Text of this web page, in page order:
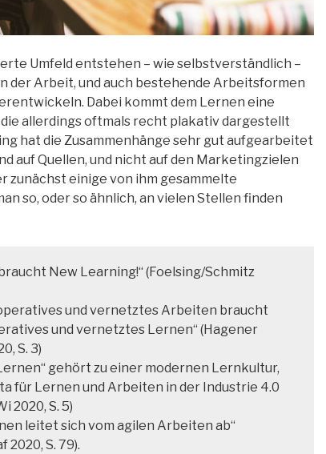
Umfeld entstehen – wie selbstverständlich –
der Arbeit, und auch bestehende Arbeitsformen
Dabei kommt dem Lernen eine
die allerdings oftmals recht plakativ dargestellt
hat die Zusammenhänge sehr gut aufgearbeitet
auf Quellen, und nicht auf den Marketingzielen
zunächst einige von ihm gesammelte
so, oder so ähnlich, an vielen Stellen finden
New Learning!“ (Foelsing/Schmitz
und vernetztes Arbeiten braucht
und vernetztes Lernen“ (Hagener
S. 3)
gehört zu einer modernen Lernkultur,
für Lernen und Arbeiten in der Industrie 4.0
2020, S. 5)
leitet sich vom agilen Arbeiten ab“
2020, S. 79).